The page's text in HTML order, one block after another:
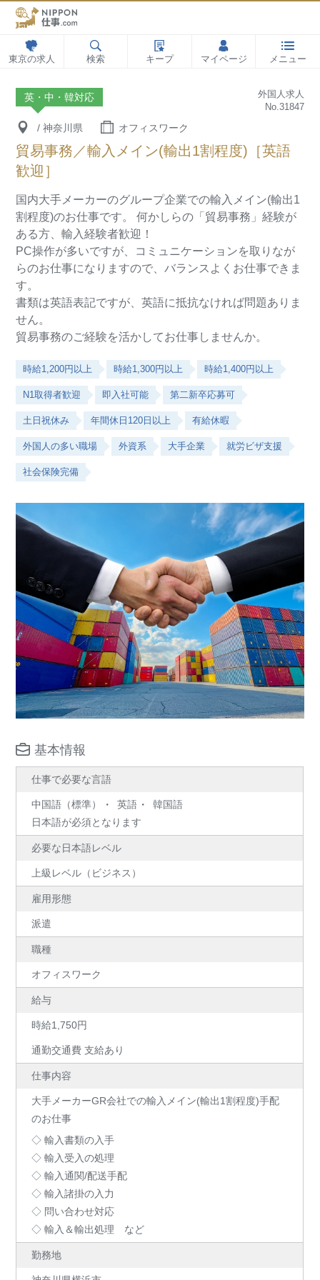
東京の求人 検索 キープ マイページ メニュー
英・中・韓対応
外国人求人
No.31847
/ 神奈川県 オフィスワーク
貿易事務／輸入メイン(輸出1割程度)［英語
歓迎］
国内大手メーカーのグループ企業での輸入メイン(輸出1
割程度)のお仕事です。
何かしらの「貿易事務」経験が
ある方、輸入経験者歓迎！
PC操作が多いですが、コミュニケーションを取りなが
らのお仕事になりますので、バランスよくお仕事できま
す。
書類は英語表記ですが、英語に抵抗なければ問題ありま
せん。
貿易事務のご経験を活かしてお仕事しませんか。
時給1,200円以上 時給1,300円以上 時給1,400円以上
N1取得者歓迎 即入社可能 第二新卒応募可
土日祝休み 年間休日120日以上 有給休暇
外国人の多い職場 外資系 大手企業 就労ビザ支援
社会保険完備
基本情報
仕事で必要な言語
中国語（標準） 英語
韓国語
日本語が必須となります
必要な日本語レベル
上級レベル（ビジネス）
雇用形態
派遣
職種
オフィスワーク
給与
時給1,750円
通勤交通費 支給あり
仕事内容
大手メーカーGR会社での輸入メイン(輸出1割程度)手配
のお仕事
◇ 輸入書類の入手
◇ 輸入受入の処理
◇ 輸入通関/配送手配
◇ 輸入諸掛の入力
◇ 問い合わせ対応
◇ 輸入＆輸出処理 など
勤務地